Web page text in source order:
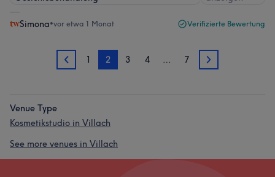
Simona•vor etwa 1 Monat Verifizierte Bewertung
1 1 2 3 4 … 7 3
Venue Type
Kosmetikstudio in Villach
See more venues in Villach